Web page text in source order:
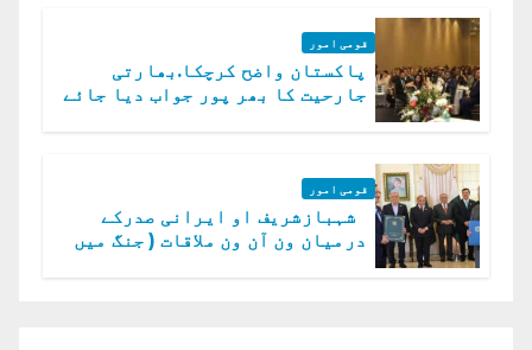
قومی امور
پاکستان واضح کرچکا.بھارتی
جارحیت کا بھر پور جواب دیا جائے
قومی امور
شہبازشریف او ایرانی صدرکے
درمیان ون آن ون ملاقات ( جنگ میں